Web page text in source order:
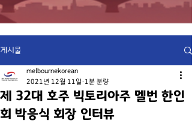
게시물
제 32대 호주 빅토리아주 멜번 한인
회 박응식 회장 인터뷰
melbournekorean
2021년 12월 11일 1분 분량